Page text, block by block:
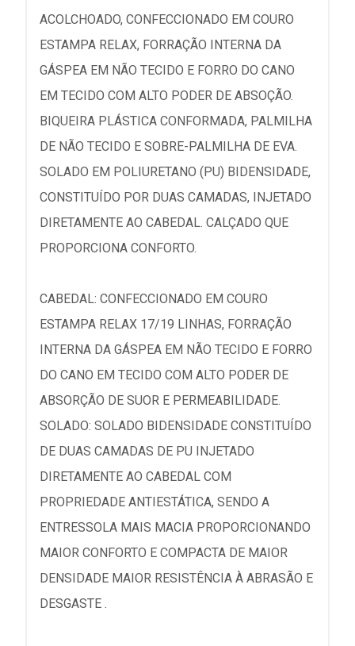
ACOLCHOADO, CONFECCIONADO EM COURO
ESTAMPA RELAX, FORRAÇÃO INTERNA DA
GÁSPEA EM NÃO TECIDO E FORRO DO CANO
EM TECIDO COM ALTO PODER DE ABSOÇÃO.
BIQUEIRA PLÁSTICA CONFORMADA, PALMILHA
DE NÃO TECIDO E SOBRE-PALMILHA DE EVA.
SOLADO EM POLIURETANO (PU) BIDENSIDADE,
CONSTITUÍDO POR DUAS CAMADAS, INJETADO
DIRETAMENTE AO CABEDAL. CALÇADO QUE
PROPORCIONA CONFORTO.
CABEDAL: CONFECCIONADO EM COURO
ESTAMPA RELAX 17/19 LINHAS, FORRAÇÃO
INTERNA DA GÁSPEA EM NÃO TECIDO E FORRO
DO CANO EM TECIDO COM ALTO PODER DE
ABSORÇÃO DE SUOR E PERMEABILIDADE.
SOLADO: SOLADO BIDENSIDADE CONSTITUÍDO
DE DUAS CAMADAS DE PU INJETADO
DIRETAMENTE AO CABEDAL COM
PROPRIEDADE ANTIESTÁTICA, SENDO A
ENTRESSOLA MAIS MACIA PROPORCIONANDO
MAIOR CONFORTO E COMPACTA DE MAIOR
DENSIDADE MAIOR RESISTÊNCIA À ABRASÃO E
DESGASTE .